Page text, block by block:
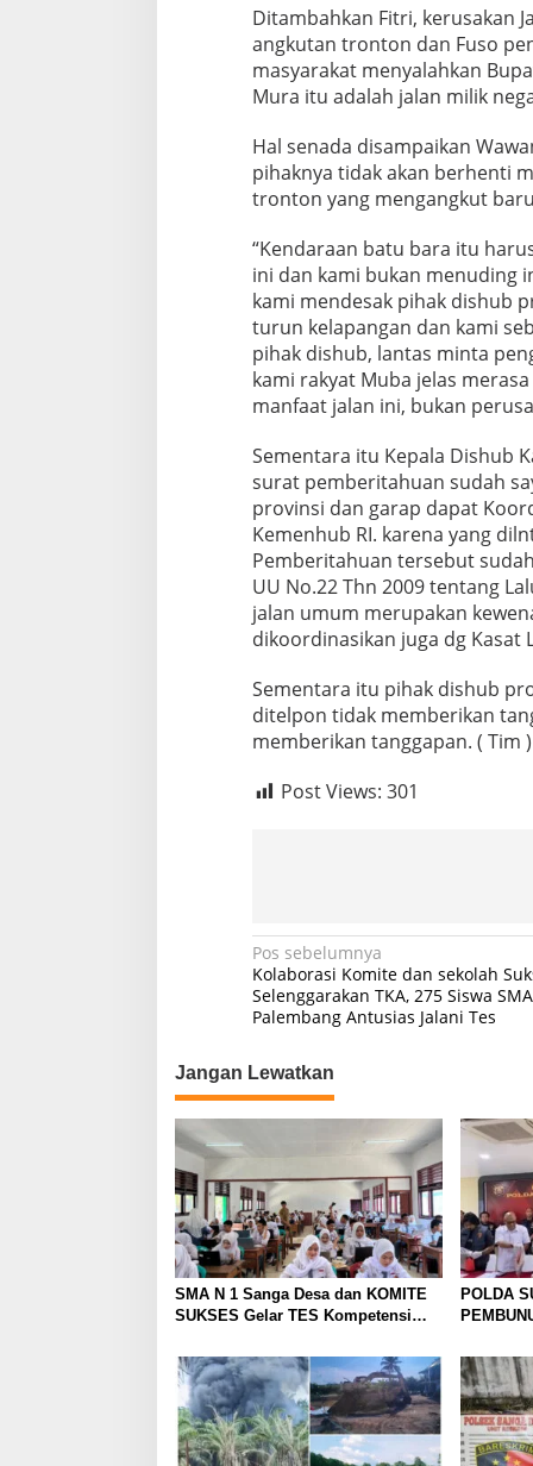
Ditambahkan Fitri, kerusakan
angkutan tronton dan Fuso
masyarakat menyalahkan
Mura itu adalah jalan milik
Hal senada disampaikan
pihaknya tidak akan berhenti
tronton yang mengangkut
“Kendaraan batu bara itu
ini dan kami bukan menuding
kami mendesak pihak dishub
turun kelapangan dan kami
pihak dishub, lantas minta
kami rakyat Muba jelas
manfaat jalan ini, bukan
Sementara itu Kepala Dishub
surat pemberitahuan sudah
provinsi dan garap dapat
Kemenhub RI. karena yang
Pemberitahuan tersebut
UU No.22 Thn 2009 tentang
jalan umum merupakan
dikoordinasikan juga dg Kasat
Sementara itu pihak dishub
ditelpon tidak memberikan
memberikan tanggapan. ( Tim )
Post Views: 301
N
a
v
i
g
a
s
i
p
o
s
Pos sebelumnya
Kolaborasi Komite dan sekolah
Selenggarakan TKA, 275 Siswa
Palembang Antusias Jalani Tes
Jangan Lewatkan
SMA N 1 Sanga Desa dan KOMITE
SUKSES Gelar TES Kompetensi
POLDA
SAWAH